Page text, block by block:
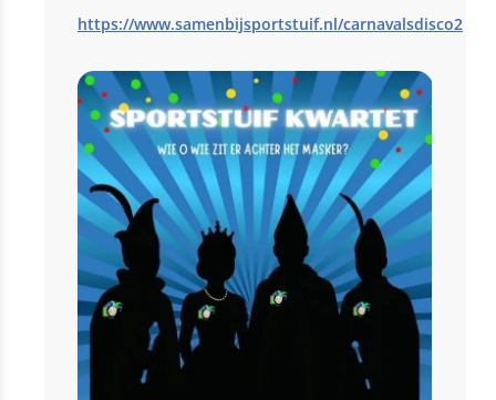
https://www.samenbijsportstuif.nl/carnavalsdisco2